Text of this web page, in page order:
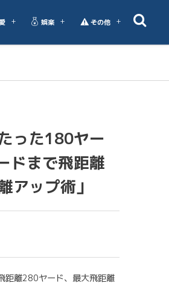
娯楽 その他
った180ヤー
ドまで飛距離
アップ術」
距離280ヤード、最大飛距離